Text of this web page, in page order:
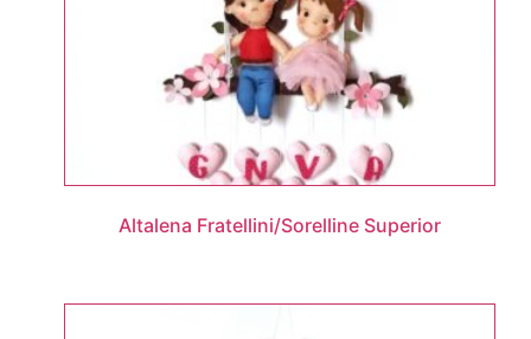
Altalena Fratellini/Sorelline Superior